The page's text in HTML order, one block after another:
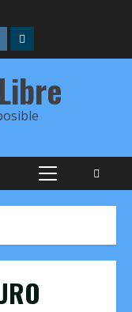
Telegram
Menú